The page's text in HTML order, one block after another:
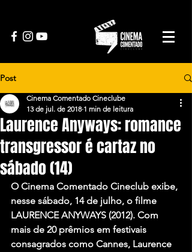
Post
Laurence Anyways: romance
transgressor é cartaz no
sábado (14)
Cinema Comentado Cineclube
13 de jul. de 2018 1 min de leitura
O Cinema Comentado Cineclub exibe,
nesse sábado, 14 de julho, o filme
LAURENCE ANYWAYS (2012). Com
mais de 20 prêmios em festivais
consagrados como Cannes, Laurence